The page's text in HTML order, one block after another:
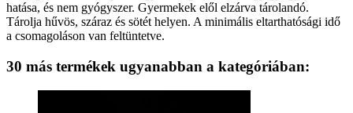
hatása, és nem gyógyszer. Gyermekek elől elzárva tárolandó.
Tárolja hűvös, száraz és sötét helyen. A minimális eltarthatósági idő
a csomagoláson van feltüntetve.
30 más termékek ugyanabban a kategóriában: